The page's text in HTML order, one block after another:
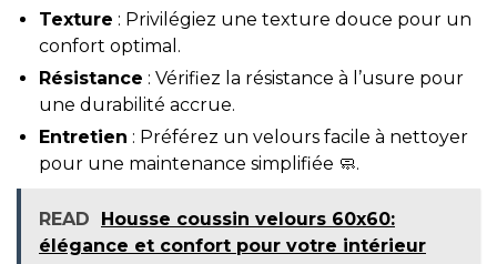
Texture : Privilégiez une texture douce pour un
confort optimal.
Résistance : Vérifiez la résistance à l’usure pour
une durabilité accrue.
Entretien : Préférez un velours facile à nettoyer
pour une maintenance simplifiée 🧼.
READ
Housse coussin velours 60x60:
élégance et confort pour votre intérieur